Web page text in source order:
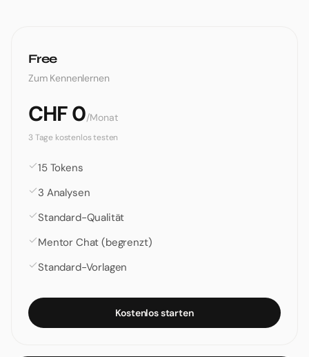
Free
Zum Kennenlernen
CHF0/Monat
3 Tage kostenlos testen
15 Tokens
3 Analysen
Standard-Qualität
Mentor Chat (begrenzt)
Standard-Vorlagen
Kostenlos starten